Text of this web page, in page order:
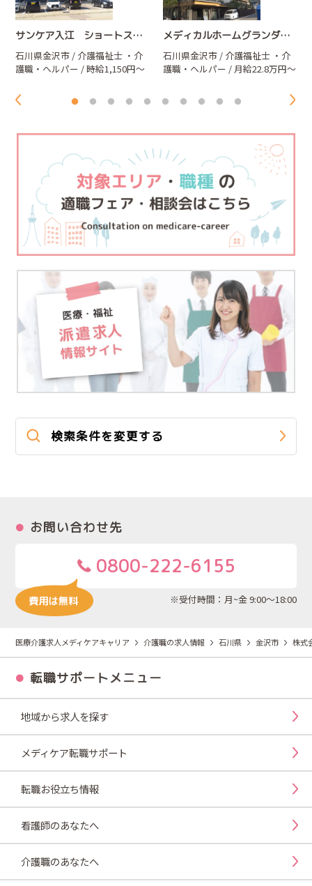
サンケア入江 ショートステイ
石川県金沢市 / 介護福祉士 ・介
護職・ヘルパー / 時給1,150円～
メディカルホームグランダ金沢武蔵
石川県金沢市 / 介護福祉士 ・介
護職・ヘルパー / 月給22.8万円～
検索条件を変更する
お問い合わせ先
0800-222-6155
※受付時間：月~金 9:00～18:00
医療介護求人メディケアキャリア 介護職の求人情報 石川県 金沢市 株式
転職サポートメニュー
地域から求人を探す
メディケア転職サポート
転職お役立ち情報
看護師のあなたへ
介護職のあなたへ